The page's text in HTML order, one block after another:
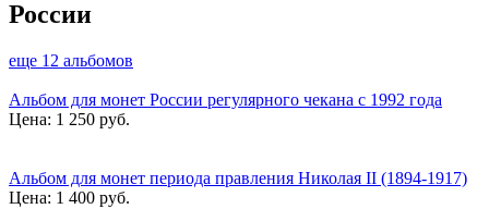
России
еще 12 альбомов
Альбом для монет России регулярного чекана с 1992 года
Цена: 1 250 руб.
Альбом для монет периода правления Николая II (1894-1917)
Цена: 1 400 руб.